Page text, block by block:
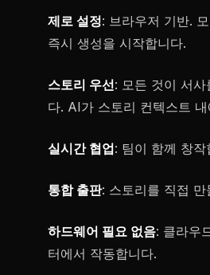
제로 설정: 브라우저 기반.
즉시 생성을 시작합니다.
스토리 우선: 모든 것이 서
다. AI가 스토리 컨텍스트
실시간 협업: 팀이 함께 창작
통합 출판: 스토리를 직접 만
하드웨어 필요 없음: 클라우
터에서 작동합니다.